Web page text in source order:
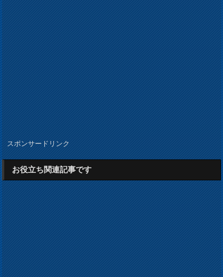
スポンサードリンク
お役立ち関連記事です